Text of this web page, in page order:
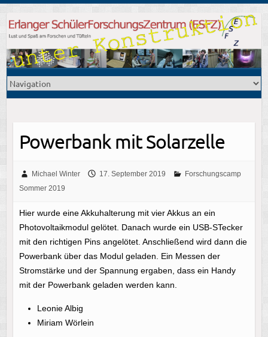
Powerbank mit Solarzelle
Michael Winter 17. September 2019
Forschungscamp
Sommer 2019
Hier wurde eine Akkuhalterung mit vier Akkus an ein
Photovoltaikmodul gelötet. Danach wurde ein USB-STecker
mit den richtigen Pins angelötet. Anschließend wird dann die
Powerbank über das Modul geladen. Ein Messen der
Stromstärke und der Spannung ergaben, dass ein Handy
mit der Powerbank geladen werden kann.
Leonie Albig
Miriam Wörlein